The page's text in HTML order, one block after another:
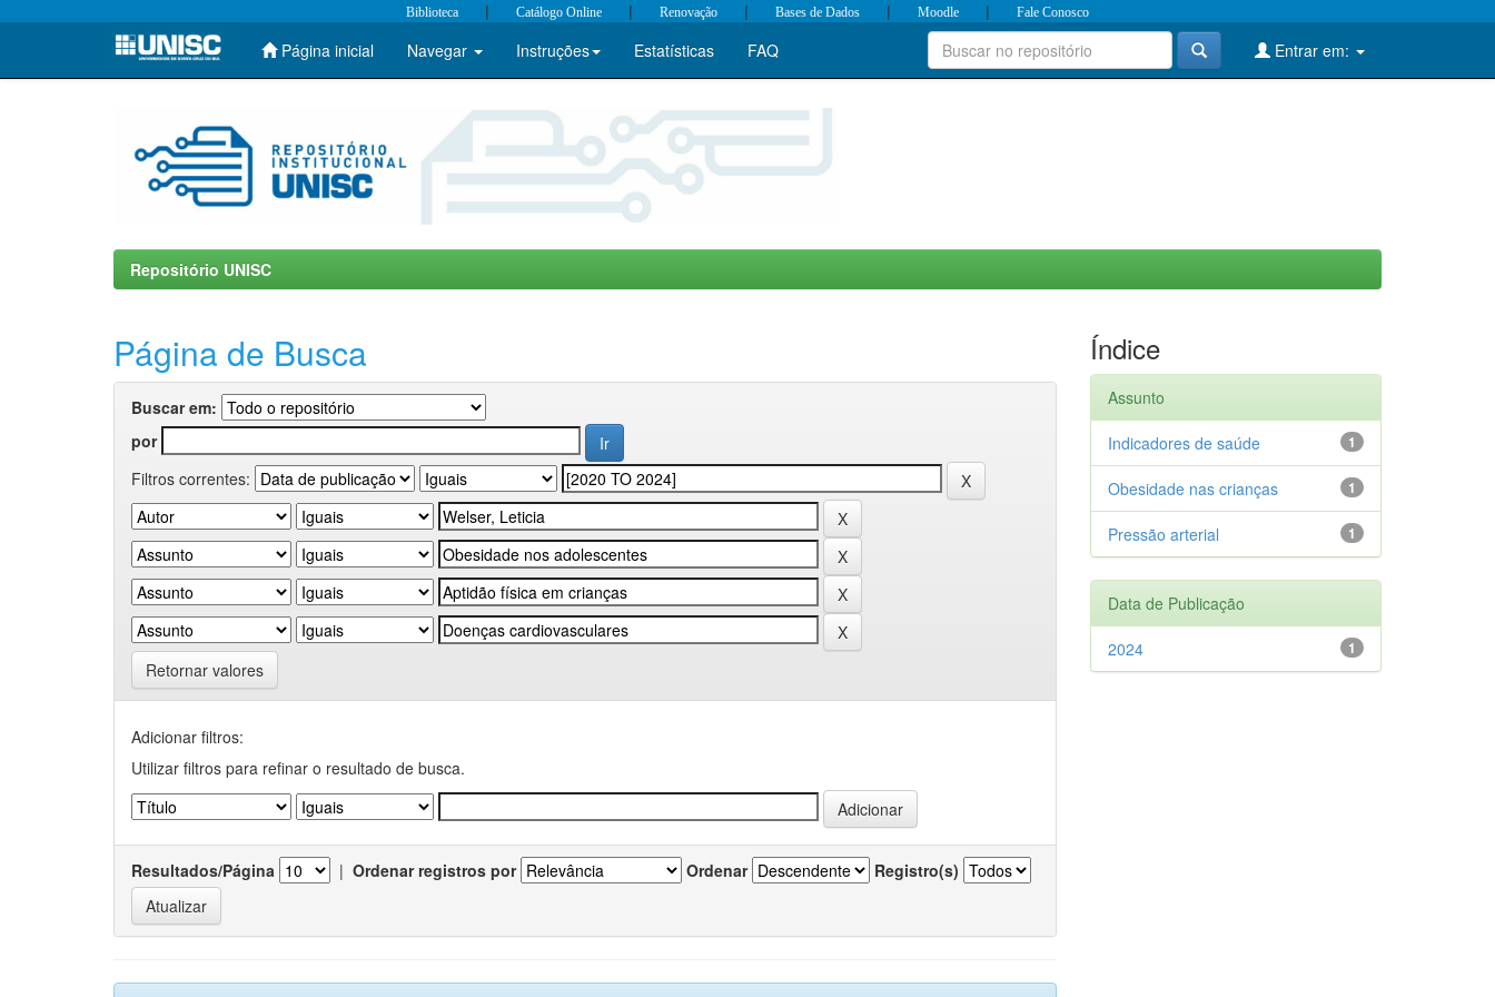
Skip
Biblioteca | Catálogo Online | Renovação | Bases de Dados | Moodle | Fale Conosco
Página inicial Navegar Instruções Estatísticas FAQ Entrar em:
Repositório UNISC
Página de Busca
Buscar em:
por
Filtros correntes:
Retornar valores
Adicionar filtros:
Utilizar filtros para refinar o resultado de busca.
Resultados/Página | Ordenar registros por Ordenar Registro(s)
Índice
Assunto
1
Indicadores de saúde
1
Obesidade nas crianças
1
Pressão arterial
Data de Publicação
1
2024